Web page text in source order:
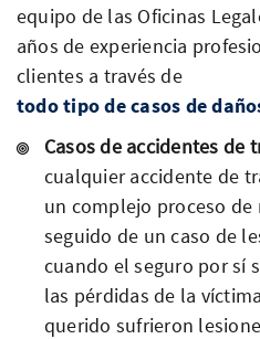
equipo de las Oficinas
años de experiencia
clientes a través de
todo tipo de casos de
Casos de accidentes de
cualquier accidente de
un complejo proceso de
seguido de un caso de
cuando el seguro por sí
las pérdidas de la
querido sufrieron